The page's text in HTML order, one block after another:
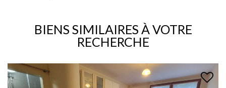
BIENS SIMILAIRES À VOTRE
RECHERCHE